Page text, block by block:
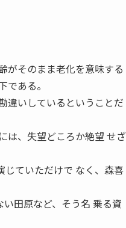
そのまま老化を意味する
ある。
違いしているということだ
は、失望どころか絶望 せざ
ていただけで なく、森喜
田原など、そう名 乗る資